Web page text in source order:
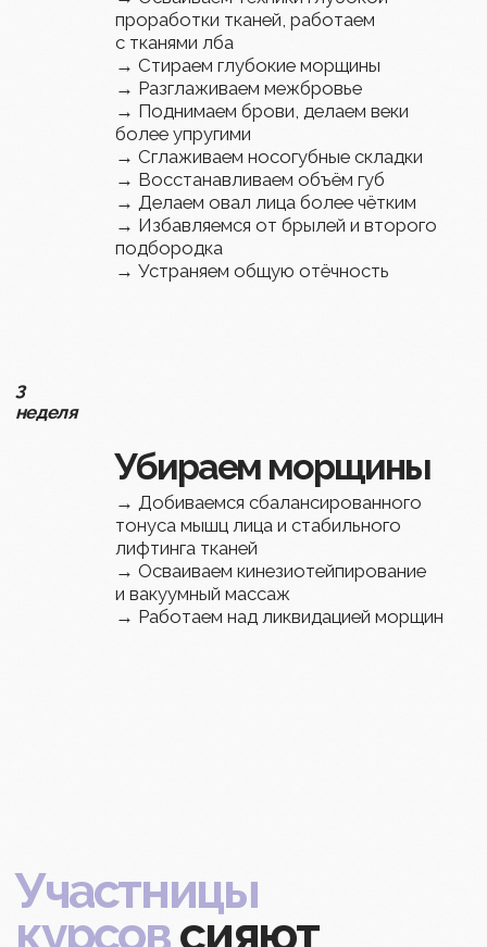
Естественное
Онлайн-курсы Виктории Кушнаревой